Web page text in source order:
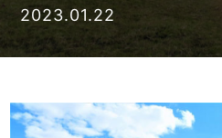
2023.01.22